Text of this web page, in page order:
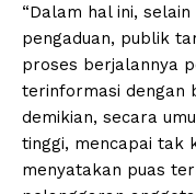
“Dalam hal ini,
pengaduan, publik
proses berjalannya
terinformasi dengan
demikian, secara
tinggi, mencapai tak
menyatakan puas